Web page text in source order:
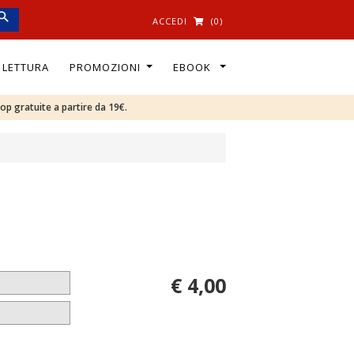
ACCEDI (0)
PROMOZIONI EBOOK
gratuite a partire da 19€.
€ 4,00